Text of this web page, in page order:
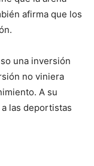
afirma que los
una inversión
no viniera
A su
las deportistas